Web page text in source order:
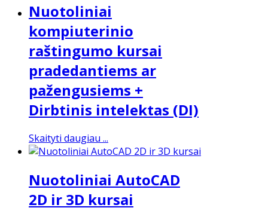
Nuotoliniai
kompiuterinio
raštingumo kursai
pradedantiems ar
pažengusiems +
Dirbtinis intelektas (DI)
Skaityti daugiau ...
Nuotoliniai AutoCAD
2D ir 3D kursai